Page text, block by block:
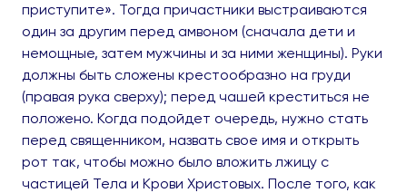
приступите». Тогда причастники выстраиваются
один за другим перед амвоном (сначала дети и
немощные, затем мужчины и за ними женщины). Руки
должны быть сложены крестообразно на груди
(правая рука сверху); перед чашей креститься не
положено. Когда подойдет очередь, нужно стать
перед священником, назвать свое имя и открыть
рот так, чтобы можно было вложить лжицу с
частицей Тела и Крови Христовых. После того, как